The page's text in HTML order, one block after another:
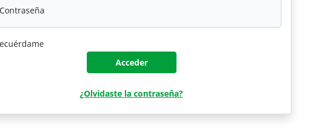
Acceder
¿Olvidaste la contraseña?